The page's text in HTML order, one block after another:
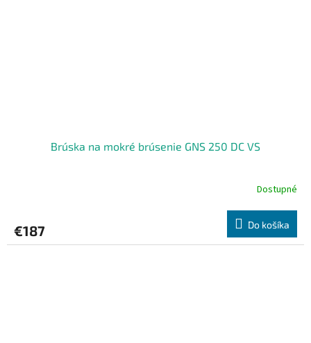
Brúska na mokré brúsenie GNS 250 DC VS
Dostupné
€187 Do košíka